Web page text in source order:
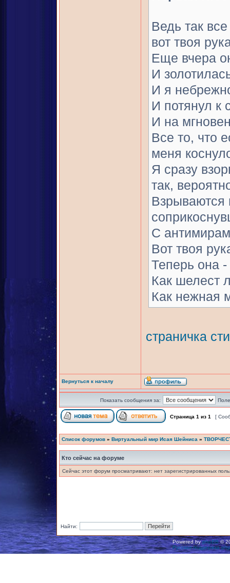
Ведь так
вот твоя
Еще вчера
И
И я
И потянул к
И на
Все то, что
меня
Я сразу
так,
С
Вот твоя
Теперь она -
Как шелест
Как нежная
страничка
Вернуться к началу
Показать сообщения за:
Страница 1 из 1 [
Список форумов » Виртуальный мир Исая Шейниса »
Кто сейчас на форуме
Сейчас этот форум просматривают: нет зарегистрированных
Найти:
Powered byphpBB©
Русская поддержка